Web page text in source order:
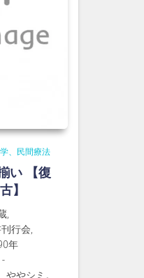
、民間療法
い 【復
】
,
行会,
年
-
ややシミ。